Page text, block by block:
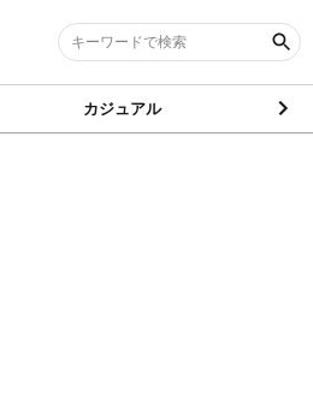
カジュアル